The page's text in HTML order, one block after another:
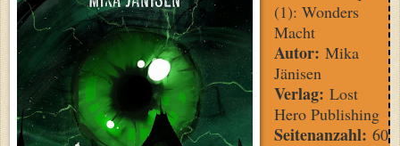
(1): Wonders
Macht
Autor: Mika
Jänisen
Verlag: Lost
Hero Publishing
Seitenanzahl: 60